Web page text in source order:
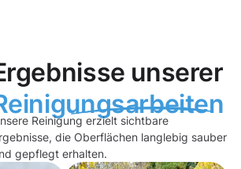
unserer
Reinigung erzielt sichtbare
die Oberflächen langlebig sauber
gepflegt erhalten.